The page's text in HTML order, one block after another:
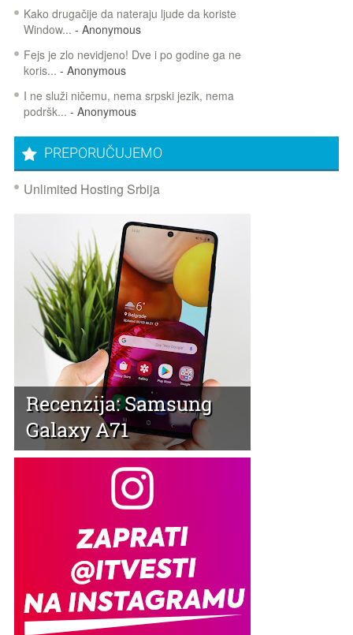
Kako drugačije da nateraju ljude da koriste
Window... - Anonymous
Fejs je zlo nevidjeno! Dve i po godine ga ne
koris... - Anonymous
I ne služi ničemu, nema srpski jezik, nema
podršk... - Anonymous
PREPORUČUJEMO
Unlimited Hosting Srbija
Recenzija: Samsung
Galaxy A71